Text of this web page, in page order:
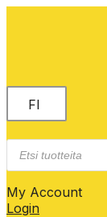
FI
Products
search
My Account
Login